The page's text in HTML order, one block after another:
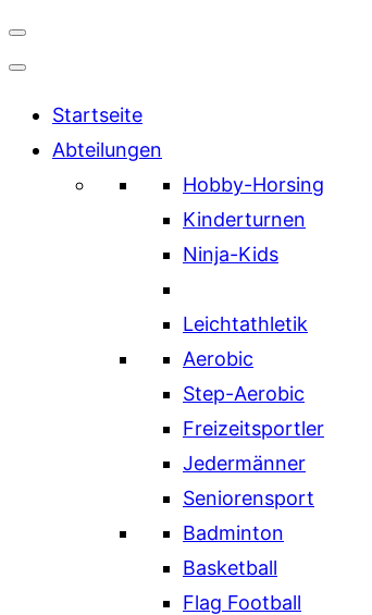
Startseite
Abteilungen
Hobby-Horsing
Kinderturnen
Ninja-Kids
Leichtathletik
Aerobic
Step-Aerobic
Freizeitsportler
Jedermänner
Seniorensport
Badminton
Basketball
Flag Football